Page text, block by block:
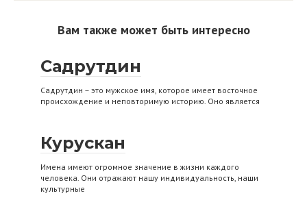
Вам также может быть интересно
Садрутдин
Садрутдин – это мужское имя, которое имеет восточное
происхождение и неповторимую историю. Оно является
Курускан
Имена имеют огромное значение в жизни каждого
человека. Они отражают нашу индивидуальность, наши
культурные